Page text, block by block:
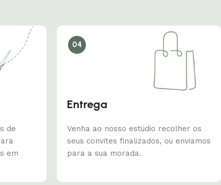
de
em
04
Entrega
Venha ao nosso estúdio recolher os
seus convites finalizados, ou enviamos
para a sua morada.